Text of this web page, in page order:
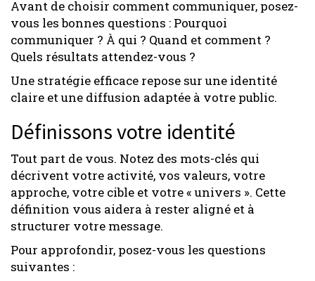
Avant de choisir comment communiquer, posez-
vous les bonnes questions : Pourquoi
communiquer ? À qui ? Quand et comment ?
Quels résultats attendez-vous ?
Une stratégie efficace repose sur une identité
claire et une diffusion adaptée à votre public.
Définissons votre identité
Tout part de vous. Notez des mots-clés qui
décrivent votre activité, vos valeurs, votre
approche, votre cible et votre « univers ». Cette
définition vous aidera à rester aligné et à
structurer votre message.
Pour approfondir, posez-vous les questions
suivantes :